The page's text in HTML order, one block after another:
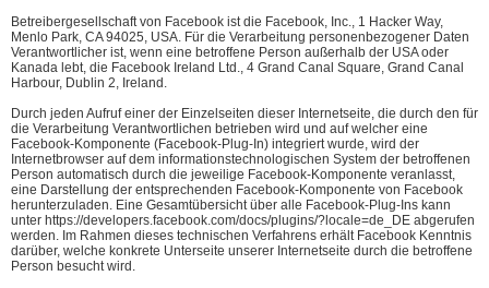
Betreibergesellschaft von Facebook ist die Facebook, Inc., 1 Hacker Way,
Menlo Park, CA 94025, USA. Für die Verarbeitung personenbezogener Daten
Verantwortlicher ist, wenn eine betroffene Person außerhalb der USA oder
Kanada lebt, die Facebook Ireland Ltd., 4 Grand Canal Square, Grand Canal
Harbour, Dublin 2, Ireland.
Durch jeden Aufruf einer der Einzelseiten dieser Internetseite, die durch den für
die Verarbeitung Verantwortlichen betrieben wird und auf welcher eine
Facebook-Komponente (Facebook-Plug-In) integriert wurde, wird der
Internetbrowser auf dem informationstechnologischen System der betroffenen
Person automatisch durch die jeweilige Facebook-Komponente veranlasst,
eine Darstellung der entsprechenden Facebook-Komponente von Facebook
herunterzuladen. Eine Gesamtübersicht über alle Facebook-Plug-Ins kann
unter https://developers.facebook.com/docs/plugins/?locale=de_DE abgerufen
werden. Im Rahmen dieses technischen Verfahrens erhält Facebook Kenntnis
darüber, welche konkrete Unterseite unserer Internetseite durch die betroffene
Person besucht wird.